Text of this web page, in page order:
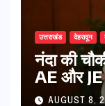
उत्तराखंड देहरादून
नंदा की
AE और JE
पर सख्त
AUGUST 8,